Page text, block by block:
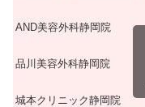
AND美容外科静岡院
品川美容外科静岡院
城本クリニック静岡院